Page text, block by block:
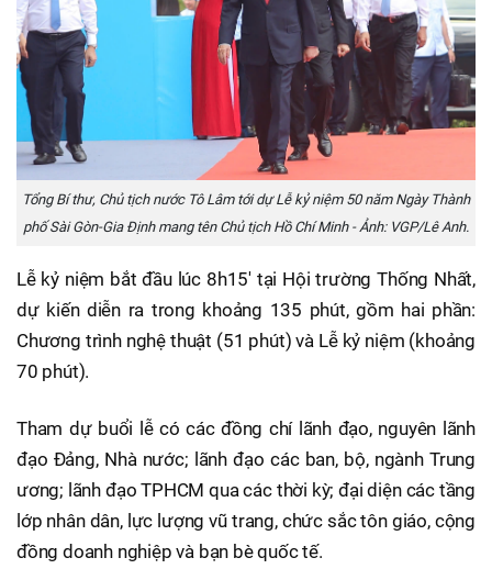
Tổng Bí thư, Chủ tịch nước Tô Lâm tới dự Lễ kỷ niệm 50 năm Ngày Thành
phố Sài Gòn-Gia Định mang tên Chủ tịch Hồ Chí Minh - Ảnh: VGP/Lê Anh.
Lễ kỷ niệm bắt đầu lúc 8h15' tại Hội trường Thống Nhất,
dự kiến diễn ra trong khoảng 135 phút, gồm hai phần:
Chương trình nghệ thuật (51 phút) và Lễ kỷ niệm (khoảng
70 phút).
Tham dự buổi lễ có các đồng chí lãnh đạo, nguyên lãnh
đạo Đảng, Nhà nước; lãnh đạo các ban, bộ, ngành Trung
ương; lãnh đạo TPHCM qua các thời kỳ; đại diện các tầng
lớp nhân dân, lực lượng vũ trang, chức sắc tôn giáo, cộng
đồng doanh nghiệp và bạn bè quốc tế.